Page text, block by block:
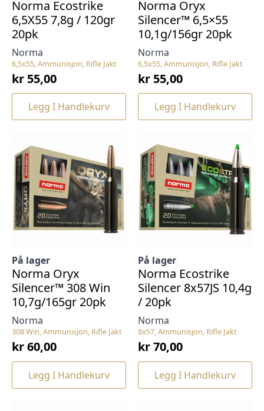
6,5x55, Ammunisjon, Rifle Jakt
Norma
Norma Ecostrike
6,5X55 7,8g / 120gr
20pk
kr 55,00
Legg I Handlekurv
6,5x55, Ammunisjon, Rifle Jakt
Norma
Norma Oryx
Silencer™ 6,5×55
10,1g/156gr 20pk
kr 55,00
Legg I Handlekurv
308 Win, Ammunisjon, Rifle Jakt
Norma
På lager
Norma Oryx
Silencer™ 308 Win
10,7g/165gr 20pk
kr60,00
Legg I Handlekurv
8x57, Ammunisjon, Rifle Jakt
Norma
På lager
Norma Ecostrike
Silencer 8x57JS 10,4g
/ 20pk
kr70,00
Legg I Handlekurv